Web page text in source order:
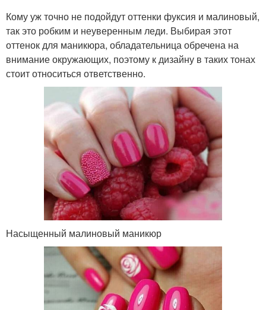
Кому уж точно не подойдут оттенки фуксия и малиновый,
так это робким и неуверенным леди. Выбирая этот
оттенок для маникюра, обладательница обречена на
внимание окружающих, поэтому к дизайну в таких тонах
стоит относиться ответственно.
Насыщенный малиновый маникюр